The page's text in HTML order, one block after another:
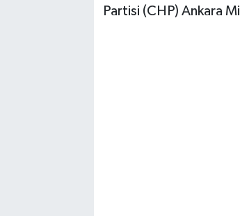
Partisi (CHP) Ankara